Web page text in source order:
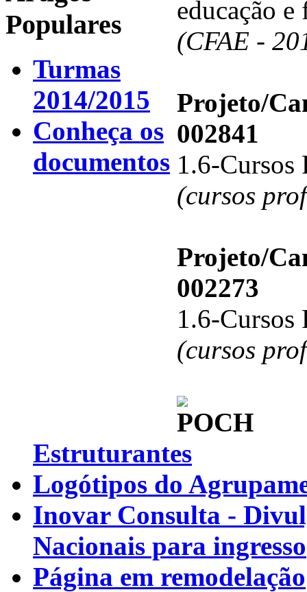
educação e
(CFAE -
Projeto/
002841
1.6-Cursos
(cursos
Projeto/
002273
1.6-Cursos
(cursos
Populares
Turmas
2014/2015
Conheça os
documentos
Estruturantes
Logótipos do
Inovar Consulta -
Nacionais para ingresso
Página em remodelação